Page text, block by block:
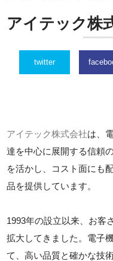
アイテック株
twitter
アイテック株式会社は、
達を中心に展開する信頼
を活かし、コスト面にも
品を提供しています。
1993年の設立以来、お客
拡大してきました。電子
て、高い品質と確かな技